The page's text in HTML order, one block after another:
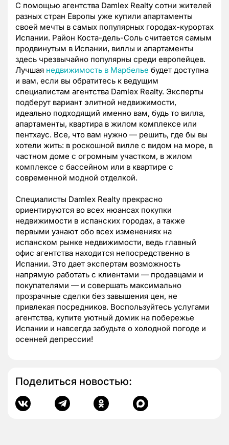
С помощью агентства Damlex Realty сотни жителей
разных стран Европы уже купили апартаменты
своей мечты в самых популярных городах-курортах
Испании. Район Коста-дель-Соль считается самым
продвинутым в Испании, виллы и апартаменты
здесь чрезвычайно популярны среди европейцев.
Лучшая недвижимость в Марбелье будет доступна
и вам, если вы обратитесь к ведущим
специалистам агентства Damlex Realty. Эксперты
подберут вариант элитной недвижимости,
идеально подходящий именно вам, будь то вилла,
апартаменты, квартира в жилом комплексе или
пентхаус. Все, что вам нужно — решить, где бы вы
хотели жить: в роскошной вилле с видом на море, в
частном доме с огромным участком, в жилом
комплексе с бассейном или в квартире с
современной модной отделкой.
Специалисты Damlex Realty прекрасно
ориентируются во всех нюансах покупки
недвижимости в испанских городах, а также
первыми узнают обо всех изменениях на
испанском рынке недвижимости, ведь главный
офис агентства находится непосредственно в
Испании. Это дает экспертам возможность
напрямую работать с клиентами — продавцами и
покупателями — и совершать максимально
прозрачные сделки без завышения цен, не
привлекая посредников. Воспользуйтесь услугами
агентства, купите уютный домик на побережье
Испании и навсегда забудьте о холодной погоде и
осенней депрессии!
Поделиться новостью: